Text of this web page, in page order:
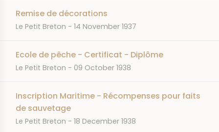
Remise de décorations
JOURNAL
Le Petit Breton DATE
14 November 1937
Ecole de pêche - Certificat - Diplôme
JOURNAL
Le Petit Breton DATE
09 October 1938
Inscription Maritime - Récompenses pour faits
de sauvetage
JOURNAL
Le Petit Breton DATE
18 December 1938